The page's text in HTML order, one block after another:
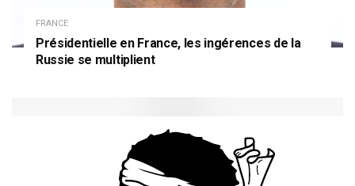
FRANCE
Présidentielle en France, les ingérences de la
Russie se multiplient